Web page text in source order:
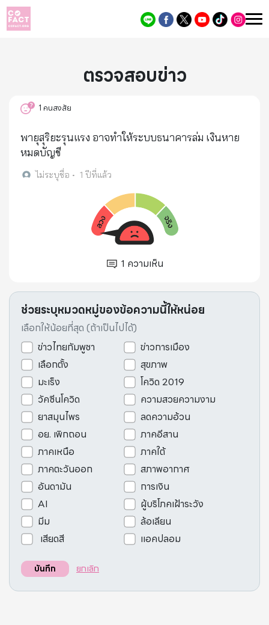
ตรวจสอบข่าว
1คนสงสัย
พายุสุริยะรุนแรง อาจทำให้ระบบธนาคารล่ม เงินหาย
หมดบัญชี
ไม่ระบุชื่อ • 1 ปีที่แล้ว
1 ความเห็น
ช่วยระบุหมวดหมู่ของข้อความนี้ให้หน่อย
เลือกให้น้อยที่สุด (ถ้าเป็นไปได้)
ข่าวไทยกัมพูชา
ข่าวการเมือง
เลือกตั้ง
สุขภาพ
มะเร็ง
โควิด 2019
วัคซีนโควิด
ความสวยความงาม
ยาสมุนไพร
ลดความอ้วน
อย. เพิกถอน
ภาคอีสาน
ภาคเหนือ
ภาคใต้
ภาคตะวันออก
สภาพอากาศ
อันดามัน
การเงิน
AI
ผู้บริโภคเฝ้าระวัง
มีม
ล้อเลียน
เสียดสี
แอคปลอม
บันทึก ยกเลิก